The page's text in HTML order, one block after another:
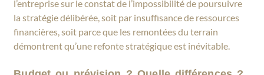
l’entreprise sur le constat de l’impossibilité de poursuivre
la stratégie délibérée, soit par insuffisance de ressources
financières, soit parce que les remontées du terrain
démontrent qu’une refonte stratégique est inévitable.